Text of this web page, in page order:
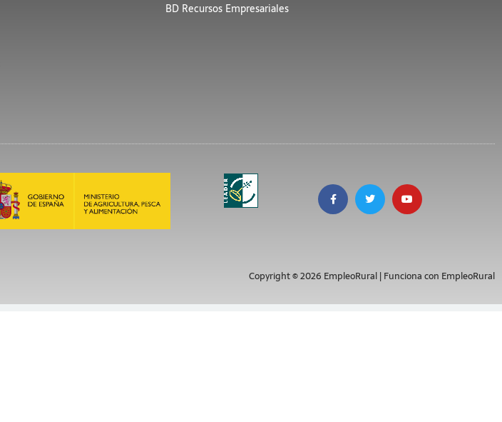
BD Recursos Empresariales
Copyright © 2026 EmpleoRural | Funciona con EmpleoRural